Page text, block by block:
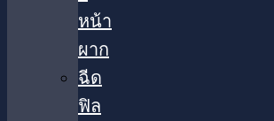
หน้า
ผาก
ฉีด
ฟิล